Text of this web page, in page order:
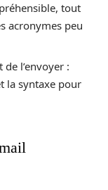
tout
acronymes peu
l’envoyer :
la syntaxe pour